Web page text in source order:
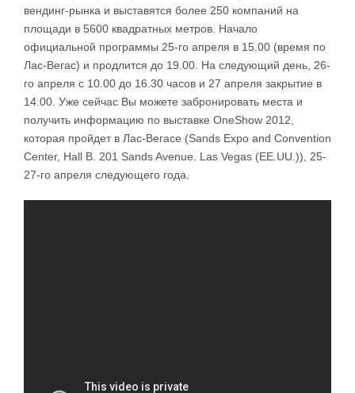
вендинг-рынка и выставятся более 250 компаний на
площади в 5600 квадратных метров. Начало
официальной программы 25-го апреля в 15.00 (время по
Лас-Вегас) и продлится до 19.00. На следующий день, 26-
го апреля с 10.00 до 16.30 часов и 27 апреля закрытие в
14.00. Уже сейчас Вы можете забронировать места и
получить информацию по выставке OneShow 2012,
которая пройдет в Лас-Вегасе (Sands Expo and Convention
Center, Hall B. 201 Sands Avenue. Las Vegas (EE.UU.)), 25-
27-го апреля следующего года.